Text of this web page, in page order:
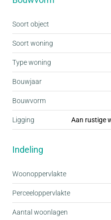
Het huis is op dit
slaapkamers maar hier
slaapkamers van te
opgeofferd of de vide.
Voor de deur een eigen
berging.
Begane grond:
hangend toilet en een
marmerlook tegels.
plafondhoge, stompe
Soort object
Soort woning
Type woning
Bouwjaar
Bouwvorm
Ligging Aan rustige
Indeling
Woonoppervlakte
Perceeloppervlakte
Aantal woonlagen